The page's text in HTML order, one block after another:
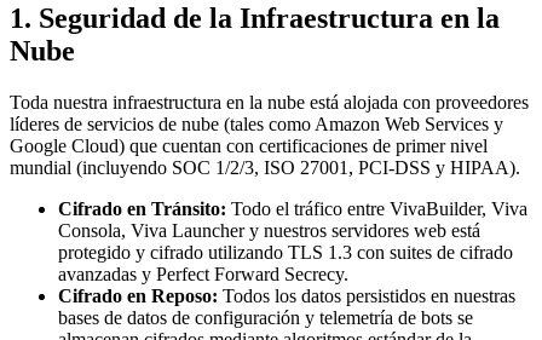
1. Seguridad de la Infraestructura en la
Nube
Toda nuestra infraestructura en la nube está alojada con proveedores
líderes de servicios de nube (tales como Amazon Web Services y
Google Cloud) que cuentan con certificaciones de primer nivel
mundial (incluyendo SOC 1/2/3, ISO 27001, PCI-DSS y HIPAA).
Cifrado en Tránsito: Todo el tráfico entre VivaBuilder, Viva
Consola, Viva Launcher y nuestros servidores web está
protegido y cifrado utilizando TLS 1.3 con suites de cifrado
avanzadas y Perfect Forward Secrecy.
Cifrado en Reposo: Todos los datos persistidos en nuestras
bases de datos de configuración y telemetría de bots se